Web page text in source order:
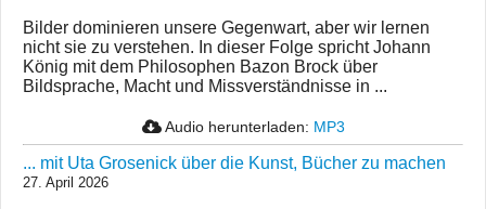
Bilder dominieren unsere Gegenwart, aber wir lernen
nicht sie zu verstehen. In dieser Folge spricht Johann
König mit dem Philosophen Bazon Brock über
Bildsprache, Macht und Missverständnisse in ...
Audio herunterladen: MP3
... mit Uta Grosenick über die Kunst, Bücher zu machen
27. April 2026